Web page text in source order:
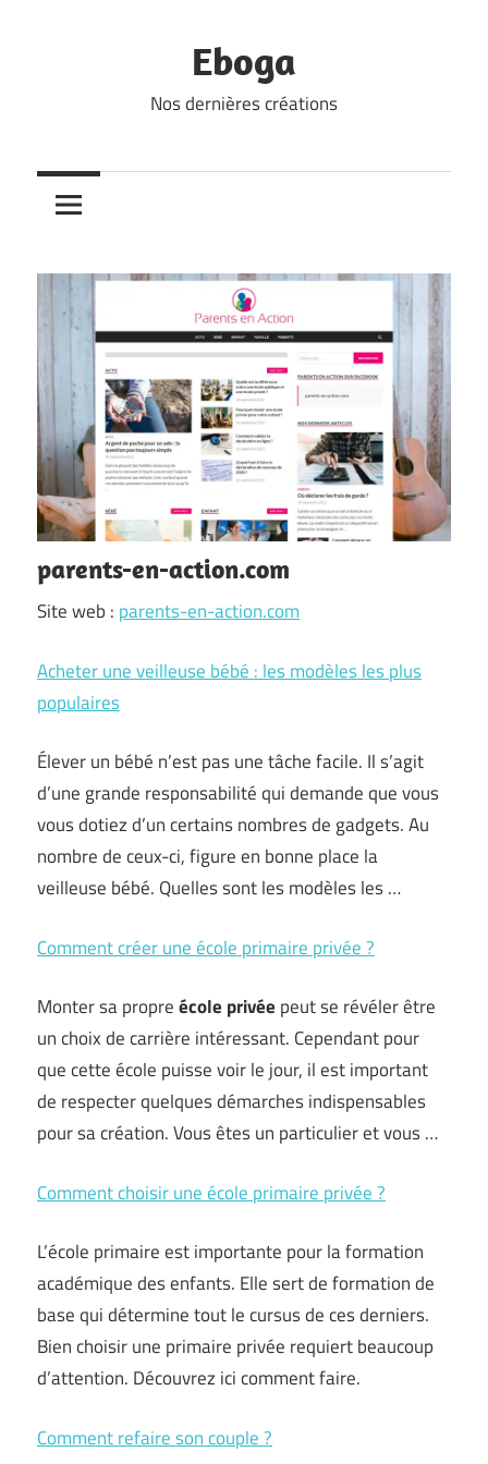
Eboga
Nos dernières créations
parents-en-action.com
Site web : parents-en-action.com
Acheter une veilleuse bébé : les modèles les plus
populaires
Élever un bébé n’est pas une tâche facile. Il s’agit
d’une grande responsabilité qui demande que vous
vous dotiez d’un certains nombres de gadgets. Au
nombre de ceux-ci, figure en bonne place la
veilleuse bébé. Quelles sont les modèles les …
Comment créer une école primaire privée ?
Monter sa propreécole privée peut se révéler être
un choix de carrière intéressant. Cependant pour
que cette école puisse voir le jour, il est important
de respecter quelques démarches indispensables
pour sa création. Vous êtes un particulier et vous …
Comment choisir une école primaire privée ?
L’école primaire est importante pour la formation
académique des enfants. Elle sert de formation de
base qui détermine tout le cursus de ces derniers.
Bien choisir une primaire privée requiert beaucoup
d’attention. Découvrez ici comment faire.
Comment refaire son couple ?